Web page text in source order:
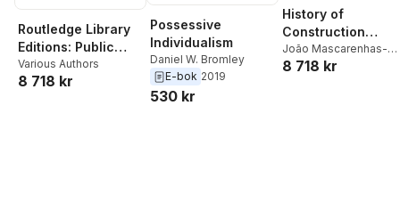
Routledge Library
Editions: Public
Policy
Various Authors
8 718 kr
Possessive
Individualism
Daniel W. Bromley
E-bok 2019
530 kr
History of
Construction
Cultures
João Mascarenhas-
Mateus ,Ana Paula
8 718 kr